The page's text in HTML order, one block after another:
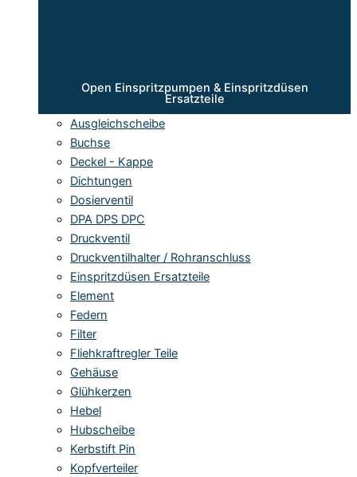
Open Einspritzpumpen & Einspritzdüsen
Ersatzteile
Ausgleichscheibe
Buchse
Deckel - Kappe
Dichtungen
Dosierventil
DPA DPS DPC
Druckventil
Druckventilhalter / Rohranschluss
Einspritzdüsen Ersatzteile
Element
Federn
Filter
Fliehkraftregler Teile
Gehäuse
Glühkerzen
Hebel
Hubscheibe
Kerbstift Pin
Kopfverteiler